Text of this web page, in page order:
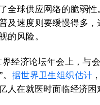
全球供应网络的脆弱
及速度则要缓慢得多
的风险。
经济论坛年会上，与
据世界卫生组织估计
人在就医时面临经济困